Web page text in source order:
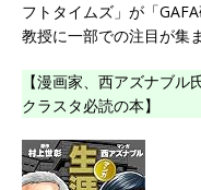
フトタイムズ」が「
教授に一部での注目が集
【漫画家、西アズナブ
クラスタ必読の本】